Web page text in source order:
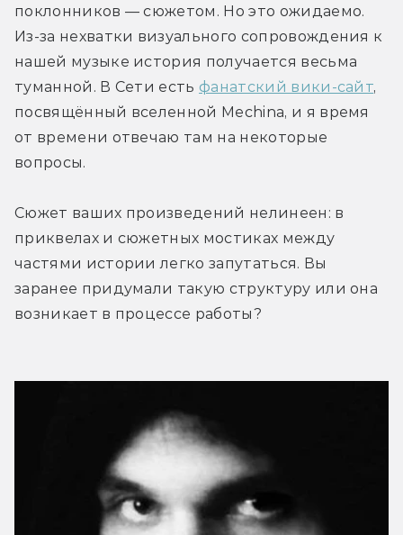
поклонников — сюжетом. Но это ожидаемо.
Из-за нехватки визуального сопровождения к
нашей музыке история получается весьма
туманной. В Сети есть фанатский вики-сайт,
посвящённый вселенной Mechina, и я время
от времени отвечаю там на некоторые
вопросы.
Сюжет ваших произведений нелинеен: в
приквелах и сюжетных мостиках между
частями истории легко запутаться. Вы
заранее придумали такую структуру или она
возникает в процессе работы?